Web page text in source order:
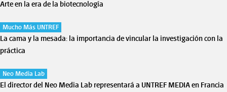
Arte en la era de la biotecnología
Mucho Más UNTREF
La cama y la mesada: la importancia de vincular la investigación con la
práctica
Neo Media Lab
El director del Neo Media Lab representará a UNTREF MEDIA en Francia